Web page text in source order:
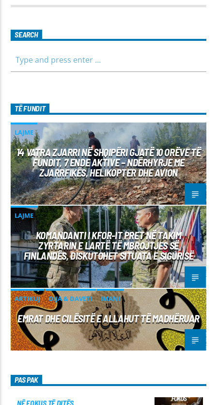
SEARCH
TË FUNDIT
LAJME
14 VATRA ZJARRI NË SHQIPËRI GJATË 10 ORËVE TË
FUNDIT, 7 ENDE AKTIVE – NDËRHYRJE ME
ZJARRFIKËS, HELIKOPTER DHE AVION
LAJME
KOMANDANTI I KFOR-IT PRET NË TAKIM
ZYRTARIN E LARTË TË MBROJTJES SË
FINLANDËS, DISKUTOHET SITUATA E SIGURISË
ARTIKUJ DIJA & DAVETI IMANI
EMRAT DHE CILËSITË E ALLAHUT TË MADHËRUAR
PAS PAK
NË FOKUS TË DITËS